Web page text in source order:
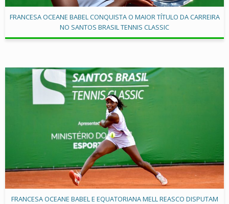
FRANCESA OCEANE BABEL CONQUISTA O MAIOR TÍTULO DA CARREIRA
NO SANTOS BRASIL TENNIS CLASSIC
FRANCESA OCEANE BABEL E EQUATORIANA MELL REASCO DISPUTAM